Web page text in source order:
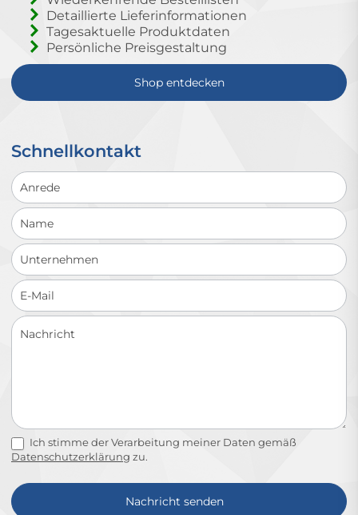
Detaillierte Lieferinformationen
Tagesaktuelle Produktdaten
Persönliche Preisgestaltung
Shop entdecken
Schnellkontakt
Schnellkontakt
Ich stimme der Verarbeitung meiner Daten gemäß
Datenschutzerklärung zu.
Nachricht senden